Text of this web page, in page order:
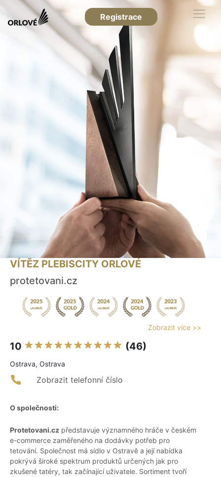
Registrace
VÍTĚZ PLEBISCITY ORLOVÉ
protetovani.cz
Zobrazit více >>
10 (46)
Ostrava, Ostrava
Zobrazit telefonní číslo
O společnosti:
Protetovani.cz představuje významného hráče v českém
e-commerce zaměřeného na dodávky potřeb pro
tetování. Společnost má sídlo v Ostravě a její nabídka
pokrývá široké spektrum produktů určených jak pro
zkušené tatéry, tak začínající uživatele. Sortiment tvoří